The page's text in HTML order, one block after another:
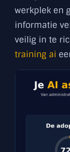
werkplek en
informatie
veilig in te
training ai